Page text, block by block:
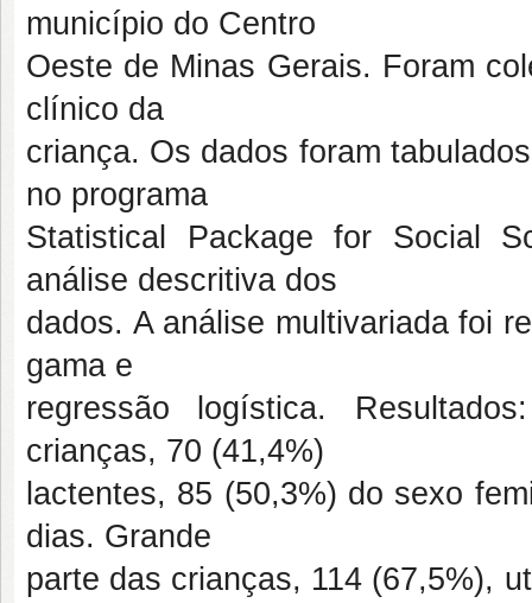
município do Centro
Oeste de Minas Gerais. Foram
clínico da
criança. Os dados foram
no programa
Statistical Package for Social
análise descritiva dos
dados. A análise multivariada foi
gama e
regressão logística.
crianças, 70 (41,4%)
lactentes, 85 (50,3%) do sexo
dias. Grande
parte das crianças, 114 (67,5%),